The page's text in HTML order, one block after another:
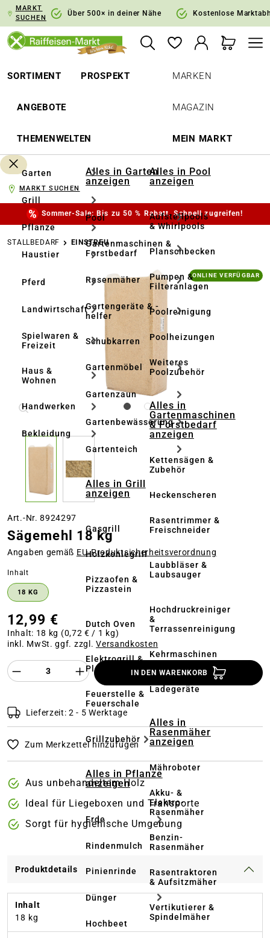
Zur Hauptnavigation springen
MARKT
SUCHEN
Über 500× in deiner Nähe Kostenlose
SORTIMENT PROSPEKT
ANGEBOTE
THEMENWELTEN
MARKEN
MAGAZIN
MEIN MARKT
Garten
Grill
Pflanze
Haustier
Pferd
Landwirtschaft
Spielwaren &
Freizeit
Haus &
Wohnen
Handwerken
Bekleidung
Alles in Garten
anzeigen
Pool
Gartenmaschinen &
Forstbedarf
Rasenmäher
Gartengeräte & -
helfer
Schubkarren
Gartenmöbel
Gartenzaun
Gartenbewässerung
Gartenteich
Alles in Grill
anzeigen
Gasgrill
Holzkohlegrill
Pizzaofen &
Pizzastein
Dutch Oven
Elektrogrill &
Plancha
Feuerstelle &
Feuerschale
Grillzubehör
Alles in Pflanze
anzeigen
Erde
Rindenmulch
Pinienrinde
Dünger
Hochbeet
Alles in Pool
anzeigen
Aufstellpools
& Whirlpools
Planschbecken
Pumpen &
Filteranlagen
Poolreinigung
Poolheizungen
Weiteres
Poolzubehör
Alles in
Gartenmaschinen
& Forstbedarf
anzeigen
Kettensägen &
Zubehör
Heckenscheren
Rasentrimmer &
Freischneider
Laubbläser &
Laubsauger
Hochdruckreiniger
&
Terrassenreinigung
Kehrmaschinen
Ladegeräte
Alles in
Rasenmäher
anzeigen
Mähroboter
Akku- &
Elektro-
Rasenmäher
Benzin-
Rasenmäher
Rasentraktoren
& Aufsitzmäher
Vertikutierer &
Spindelmäher
MARKT SUCHEN
Sommer-Sale: Bis zu 50 % Rabatt. Schnell zugreifen!
STALLBEDARF EINSTREU
Bildergalerie überspringen ONLINE VERFÜGBAR
Art.-Nr. 8924297
Sägemehl 18 kg
Angaben gemäß EU‑Produktsicherheitsverordnung
Inhalt
18 KG
12,99 €
Inhalt: 18 kg (0,72 € / 1 kg)
inkl. MwSt. ggf. zzgl.Versandkosten
Produkt Anzahl des Produktes
IN DEN WARENKORB
Lieferzeit: 2 - 5 Werktage
Zum Merkzettel hinzufügen
Aus unbehandeltem Holz
Ideal für Liegeboxen und Transporte
Sorgt für hygienische Umgebung
Produktdetails
Inhalt
18 kg